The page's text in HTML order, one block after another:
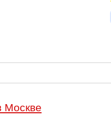
Москве